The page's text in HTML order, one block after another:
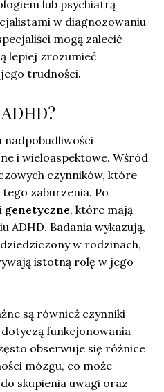
lub psychiatrą
w diagnozowaniu
mogą zalecić
lepiej zrozumieć
trudności.
nadpobudliwości
i wieloaspektowe. Wśród
czynników, które
zaburzenia. Po
genetyczne, które mają
ADHD. Badania wykazują,
w rodzinach,
istotną rolę w jego
są również czynniki
funkcjonowania
obserwuje się różnice
mózgu, co może
skupienia uwagi oraz